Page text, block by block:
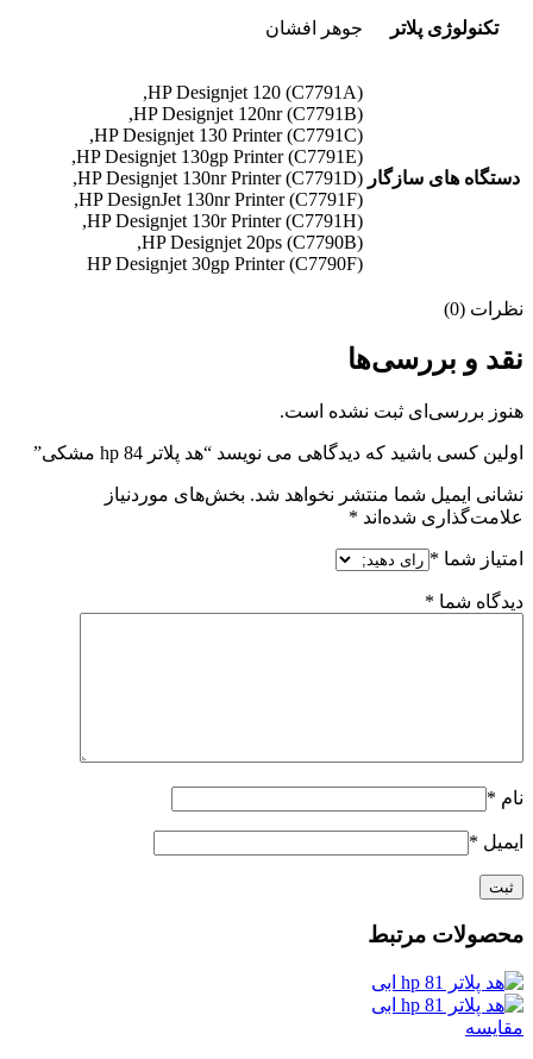
تکنولوژی پلاتر جوهر افشان
دستگاه های سازگار
HP Designjet 120 (C7791A),
HP Designjet 120nr (C7791B),
HP Designjet 130 Printer (C7791C),
HP Designjet 130gp Printer (C7791E),
HP Designjet 130nr Printer (C7791D),
HP DesignJet 130nr Printer (C7791F),
HP Designjet 130r Printer (C7791H),
HP Designjet 20ps (C7790B),
HP Designjet 30gp Printer (C7790F)
نظرات (0)
نقد و بررسی‌ها
هنوز بررسی‌ای ثبت نشده است.
اولین کسی باشید که دیدگاهی می نویسد “هد پلاتر 84 hp مشکی”
نشانی ایمیل شما منتشر نخواهد شد. بخش‌های موردنیاز
علامت‌گذاری شده‌اند *
امتیاز شما *
دیدگاه شما *
نام *
ایمیل *
محصولات مرتبط
مقايسه